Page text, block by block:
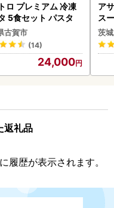
ロ プレミアム 冷凍
5食セット パスタ
古賀市
(14)
24,000
ア
ス
8本
茨
返礼品
履歴が表示されます。